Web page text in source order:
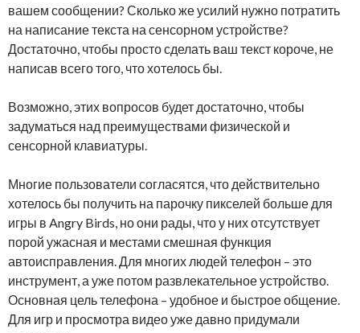
вашем сообщении? Сколько же усилий нужно потратить
на написание текста на сенсорном устройстве?
Достаточно, чтобы просто сделать ваш текст короче, не
написав всего того, что хотелось бы.
Возможно, этих вопросов будет достаточно, чтобы
задуматься над преимуществами физической и
сенсорной клавиатуры.
Многие пользователи согласятся, что действительно
хотелось бы получить на парочку пикселей больше для
игры в Angry Birds, но они рады, что у них отсутствует
порой ужасная и местами смешная функция
автоисправления. Для многих людей телефон – это
инструмент, а уже потом развлекательное устройство.
Основная цель телефона – удобное и быстрое общение.
Для игр и просмотра видео уже давно придумали